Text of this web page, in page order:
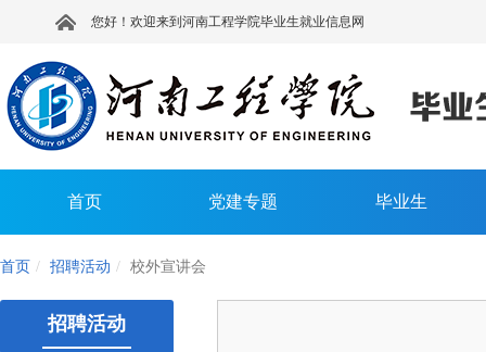
您好！欢迎来到河南工程学院毕业生就业信息网
首页 党建专题 毕业生
首页 招聘活动 校外宣讲会
招聘活动